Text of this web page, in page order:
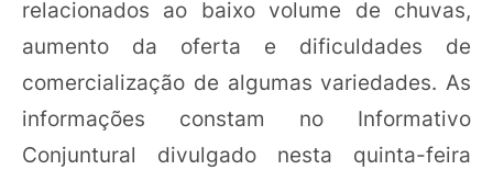
relacionados ao baixo volume de chuvas,
aumento da oferta e dificuldades de
comercialização de algumas variedades. As
informações constam no Informativo
Conjuntural divulgado nesta quinta-feira